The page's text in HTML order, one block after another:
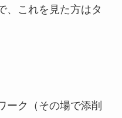
、これを見た方はタ
ーク（その場で添削